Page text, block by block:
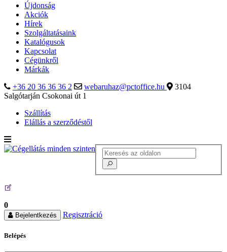
Újdonság
Akciók
Hírek
Szolgáltatásaink
Katalógusok
Kapcsolat
Cégünkről
Márkák
+36 20 36 36 36 2
webaruhaz@pctoffice.hu
3104
Salgótarján Csokonai út 1
Szállítás
Elállás a szerződéstől
0
Bejelentkezés Regisztráció
Belépés